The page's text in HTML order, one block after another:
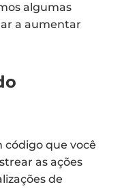
algumas
a aumentar
código que você
as ações
de